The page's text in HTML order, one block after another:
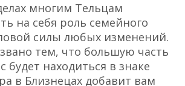
многим Тельцам
на себя роль семейного
силы любых изменений.
тем, что большую часть
будет находиться в знаке
в Близнецах добавит вам